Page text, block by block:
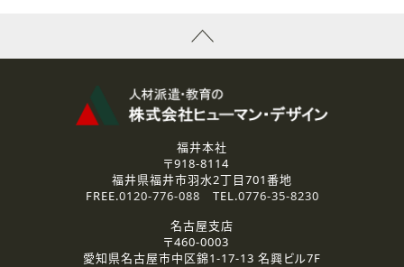
資料送付、受講相談に関するご連絡のために利用いたしま
その他、お問い合わせの内容に回答するために利用いたし
なお、ご連絡手段は、電話・Ｅメールのいずれかの方法とい
2.個人情報の第三者提供
ご提供いただいた個人情報は、法令等の規定に従う場合を除き、
3.個人情報の取り扱いの委託
弊社の定める個人情報保護の評価基準を満たした委託先に、個
福井本社
〒918-8114
福井県福井市羽水2丁目701番地
FREE.0120-776-088 TEL.0776-35-8230
名古屋支店
〒460-0003
愛知県名古屋市中区錦1-17-13 名興ビル7F